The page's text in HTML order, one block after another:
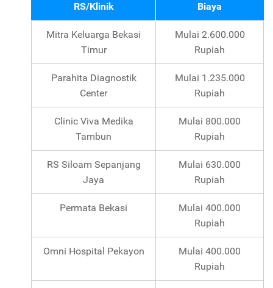
RS/Klinik Biaya
Mitra Keluarga Bekasi
Timur
Mulai 2.600.000
Rupiah
Parahita Diagnostik
Center
Mulai 1.235.000
Rupiah
Clinic Viva Medika
Tambun
Mulai 800.000
Rupiah
RS Siloam Sepanjang
Jaya
Mulai 630.000
Rupiah
Permata Bekasi
Mulai 400.000
Rupiah
Omni Hospital Pekayon
Mulai 400.000
Rupiah